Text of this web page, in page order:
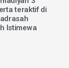
teraktif di
Istimewa